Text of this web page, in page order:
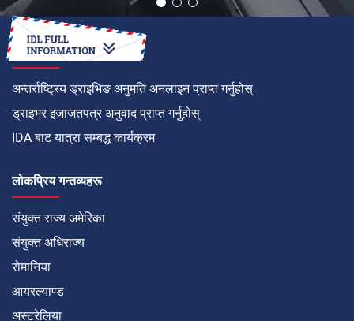
कसरी गर्ने
अन्तर्राष्ट्रिय ड्राइभिङ अनुमति अनलाइन प्राप्त गर्नुहोस्
ड्राइभर इजाजतपत्र अनुवाद प्राप्त गर्नुहोस्
IDA बाट यात्रा सम्बद्ध कार्यक्रम
लोकप्रिय गन्तव्यहरू
संयुक्त राज्य अमेरिका
संयुक्त अधिराज्य
रोमानिया
आयरल्याण्ड
अस्ट्रेलिया